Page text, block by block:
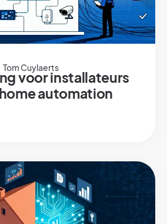
Tom Cuylaerts
voor installateurs
automation